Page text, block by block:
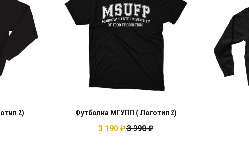
2) Футболка МГУПП ( Логотип 2)
3 190 ₽3 990 ₽